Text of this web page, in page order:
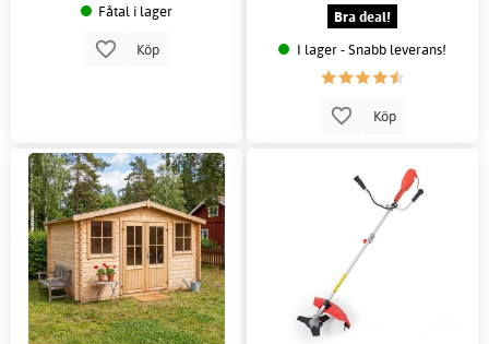
Fåtal i lager
Köp
Bra deal!
I lager - Snabb leverans!
Köp